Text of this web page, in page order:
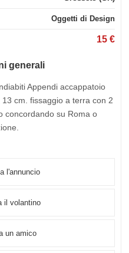
Oggetti di Design
15 €
generali
Appendi accappatoio
cm. fissaggio a terra con 2
concordando su Roma o
l'annuncio
il volantino
un amico